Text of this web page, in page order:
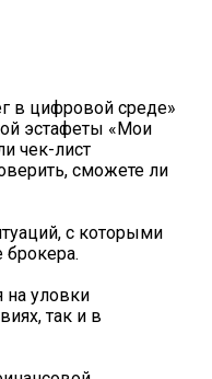
в цифровой среде»
эстафеты «Мои
чек-лист
сможете ли
с которыми
на уловки
так и в